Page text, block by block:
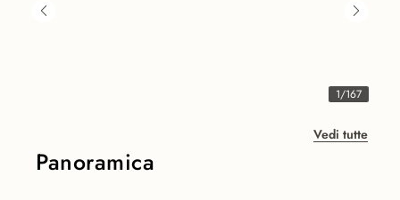
1/167
Vedi tutte
Panoramica